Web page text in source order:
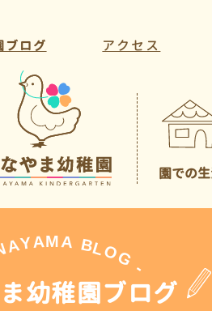
ブログ アクセス
園での
一日の様子
AYAMA BLOG -
幼稚園ブログ